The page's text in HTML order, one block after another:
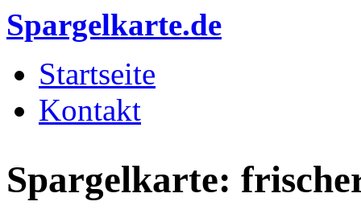
Direkt zum Inhalt
Spargelkarte.de
Hauptmenü
Startseite
Kontakt
Spargelkarte: